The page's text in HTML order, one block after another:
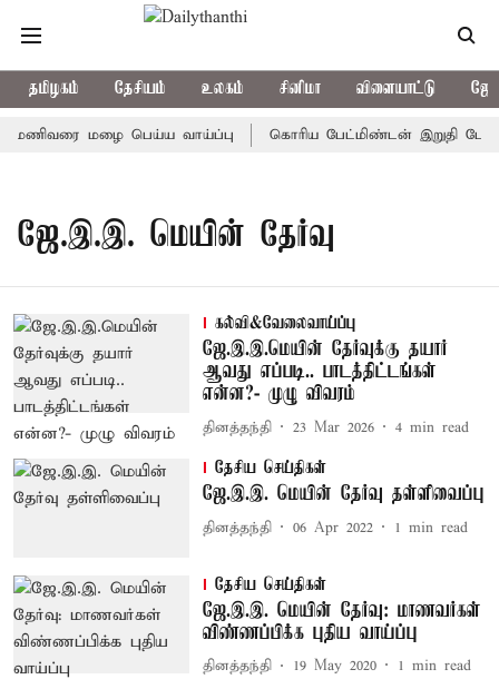
தமிழகம் தேசியம் உலகம் சினிமா விளையாட்டு
மணிவரை மழை பெய்ய வாய்ப்பு கொரிய பேட்மிண்டன் இறுதி
ஜே.இ.இ. மெயின் தேர்வு
கல்வி&வேலைவாய்ப்பு
ஜே.இ.இ.மெயின் தேர்வுக்கு தயார்
ஆவது எப்படி.. பாடத்திட்டங்கள்
என்ன?- முழு விவரம்
தினத்தந்தி 23 Mar 2026 4 min read
தேசிய செய்திகள்
ஜே.இ.இ. மெயின் தேர்வு தள்ளிவைப்பு
தினத்தந்தி 06 Apr 2022 1 min read
தேசிய செய்திகள்
ஜே.இ.இ. மெயின் தேர்வு: மாணவர்கள்
விண்ணப்பிக்க புதிய வாய்ப்பு
தினத்தந்தி 19 May 2020 1 min read